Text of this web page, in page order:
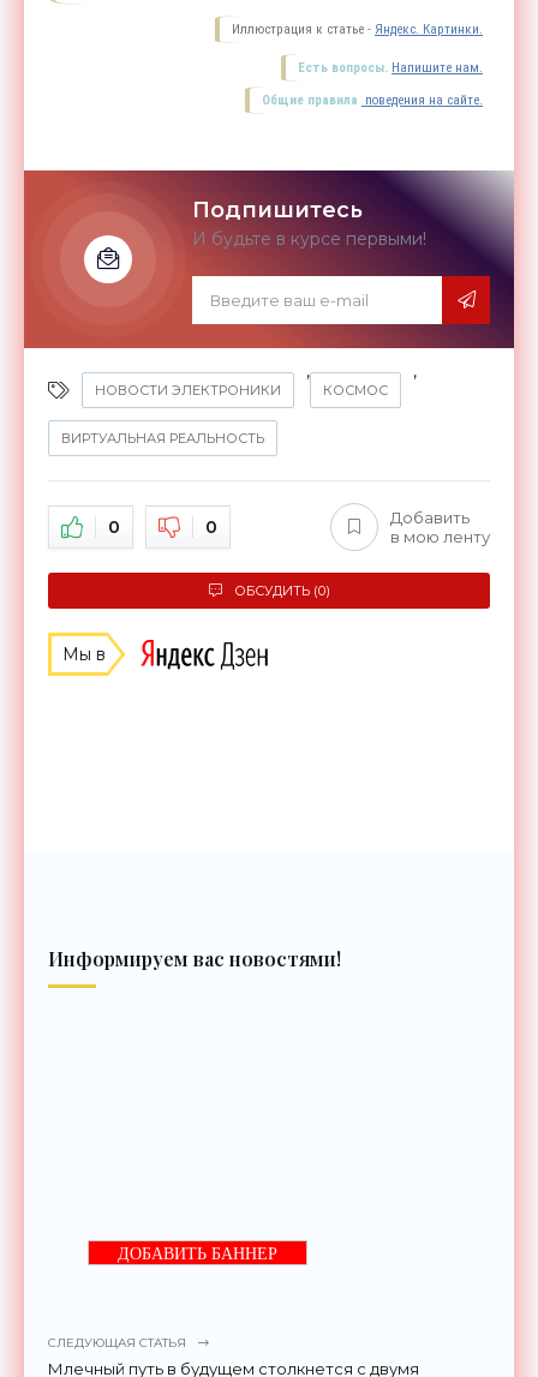
Иллюстрация к статье - Яндекс. Картинки.
Есть вопросы. Напишите нам.
Общие правила поведения на сайте.
Подпишитесь
И будьте в курсе первыми!
НОВОСТИ ЭЛЕКТРОНИКИ
,
КОСМОС
,
ВИРТУАЛЬНАЯ РЕАЛЬНОСТЬ
0 0
Добавить
в мою ленту
ОБСУДИТЬ (0)
Мы в
Информируем вас новостями!
ДОБАВИТЬ БАННЕР
СЛЕДУЮЩАЯ СТАТЬЯ
Млечный путь в будущем столкнется с двумя